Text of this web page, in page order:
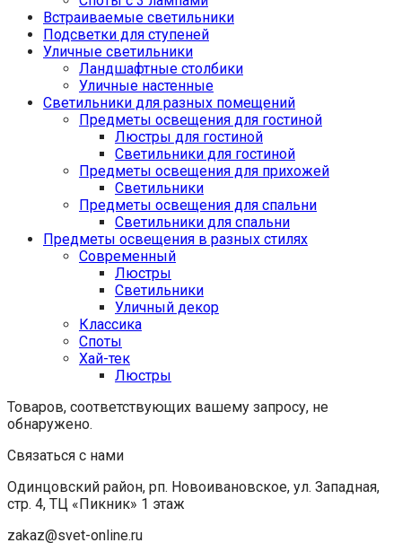
Встраиваемые светильники
Подсветки для ступеней
Уличные светильники
Ландшафтные столбики
Уличные настенные
Светильники для разных помещений
Предметы освещения для гостиной
Люстры для гостиной
Светильники для гостиной
Предметы освещения для прихожей
Светильники
Предметы освещения для спальни
Светильники для спальни
Предметы освещения в разных стилях
Cовременный
Люстры
Светильники
Уличный декор
Классика
Споты
Хай-тек
Люстры
Товаров, соответствующих вашему запросу, не
обнаружено.
Связаться с нами
Одинцовский район, рп. Новоивановское, ул. Западная,
стр. 4, ТЦ «Пикник» 1 этаж
zakaz@svet-online.ru